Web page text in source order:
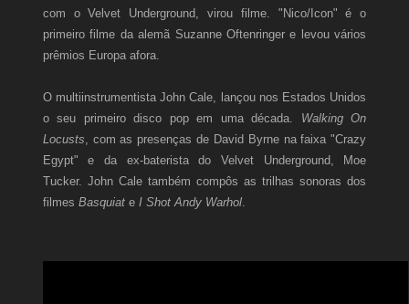
com o Velvet Underground, virou filme. "Nico/Icon" é o
primeiro filme da alemã Suzanne Oftenringer e levou vários
prêmios Europa afora.
O multiinstrumentista John Cale, lançou nos Estados Unidos
o seu primeiro disco pop em uma década. Walking On
Locusts, com as presenças de David Byrne na faixa "Crazy
Egypt" e da ex-baterista do Velvet Underground, Moe
Tucker. John Cale também compôs as trilhas sonoras dos
filmes Basquiate I Shot Andy Warhol.